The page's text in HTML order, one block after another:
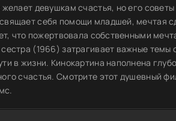
девушкам счастья, но его
себя помощи младшей, мечтая
что пожертвовала собственными
(1966) затрагивает важные темы
в жизни. Кинокартина наполнена
счастья. Смотрите этот душевный